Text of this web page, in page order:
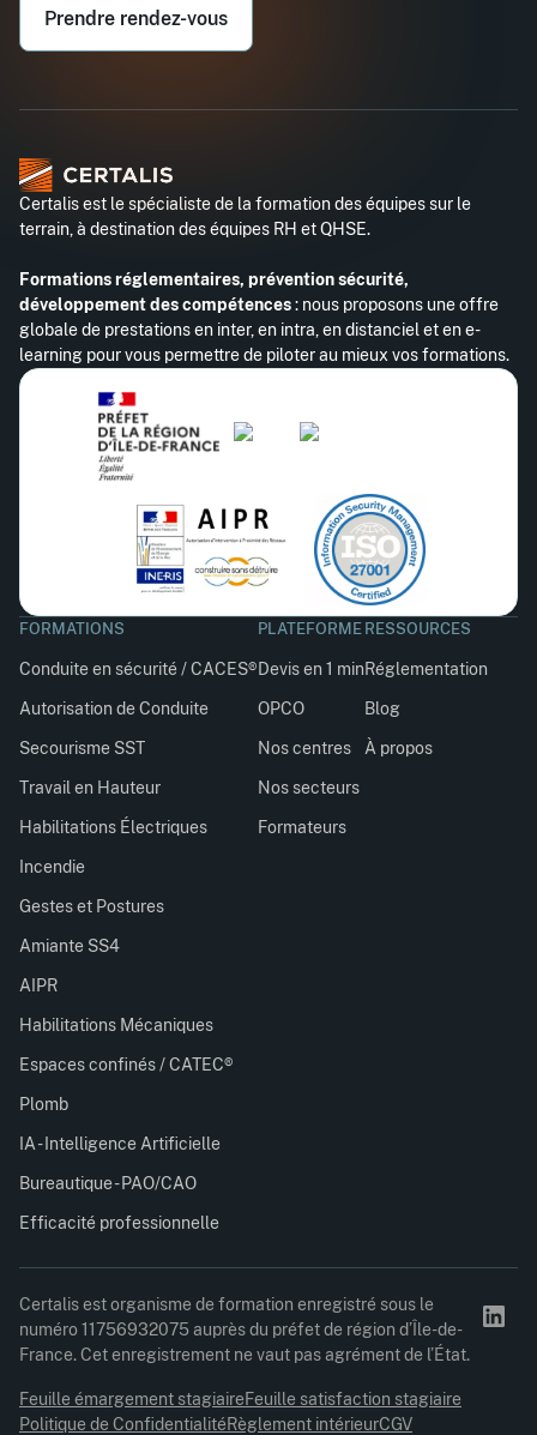
Téléphone professionnel*
Prendre rendez-vous
Certalis est le spécialiste de la formation des équipes sur le
terrain, à destination des équipes RH et QHSE.
Formations réglementaires, prévention sécurité,
développement des compétences: nous proposons une offre
globale de prestations en inter, en intra, en distanciel et en e-
learning pour vous permettre de piloter au mieux vos formations.
FORMATIONS
Conduite en sécurité / CACES®
Autorisation de Conduite
Secourisme SST
Travail en Hauteur
Habilitations Électriques
Incendie
Gestes et Postures
Amiante SS4
AIPR
Habilitations Mécaniques
Espaces confinés / CATEC®
Plomb
IA - Intelligence Artificielle
Bureautique - PAO/CAO
Efficacité professionnelle
PLATEFORME
Devis en 1 min
OPCO
Nos centres
Nos secteurs
Formateurs
RESSOURCES
Réglementation
Blog
À propos
Certalis est organisme de formation enregistré sous le
numéro 11756932075 auprès du préfet de région d’Île-de-
France. Cet enregistrement ne vaut pas agrément de l’État.
Feuille émargement stagiaireFeuille satisfaction stagiaire
Politique de ConfidentialitéRèglement intérieurCGV